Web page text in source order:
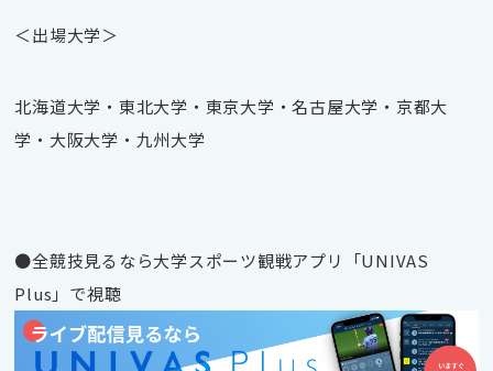
＜出場大学＞
北海道大学・東北大学・東京大学・名古屋大学・京都大
学・大阪大学・九州大学
●全競技見るなら大学スポーツ観戦アプリ「UNIVAS
Plus」で視聴